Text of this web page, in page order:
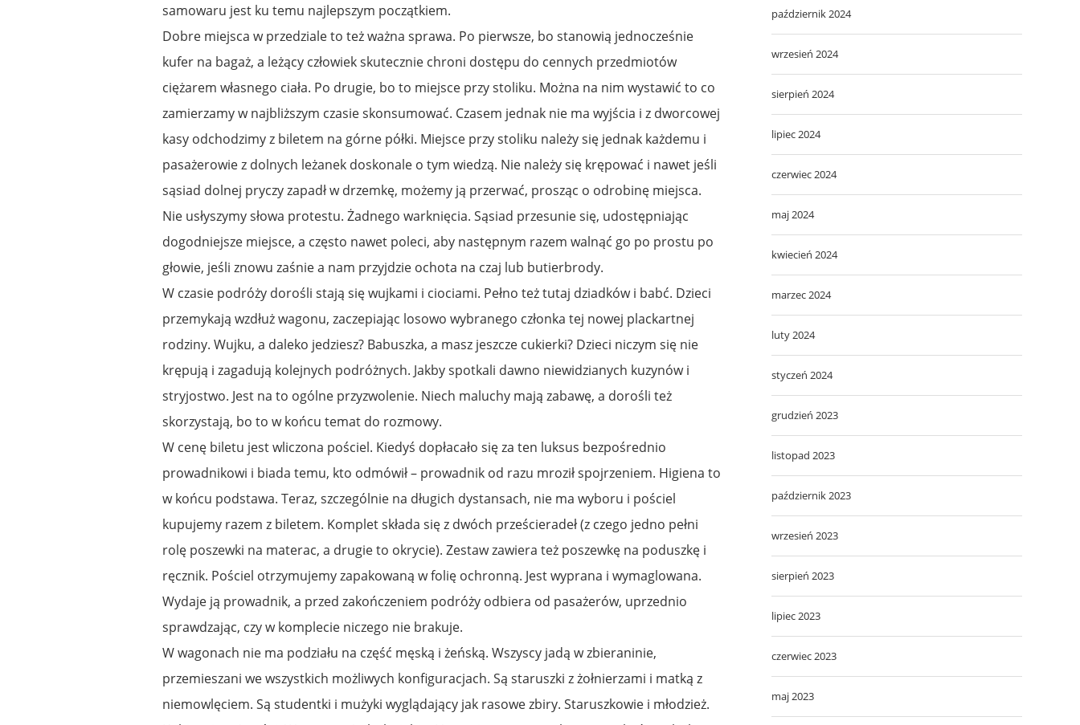
samowaru jest ku temu najlepszym początkiem.
Dobre miejsca w przedziale to też ważna sprawa. Po pierwsze, bo stanowią jednocześnie
kufer na bagaż, a leżący człowiek skutecznie chroni dostępu do cennych przedmiotów
ciężarem własnego ciała. Po drugie, bo to miejsce przy stoliku. Można na nim wystawić to co
zamierzamy w najbliższym czasie skonsumować. Czasem jednak nie ma wyjścia i z dworcowej
kasy odchodzimy z biletem na górne półki. Miejsce przy stoliku należy się jednak każdemu i
pasażerowie z dolnych leżanek doskonale o tym wiedzą. Nie należy się krępować i nawet jeśli
sąsiad dolnej pryczy zapadł w drzemkę, możemy ją przerwać, prosząc o odrobinę miejsca.
Nie usłyszymy słowa protestu. Żadnego warknięcia. Sąsiad przesunie się, udostępniając
dogodniejsze miejsce, a często nawet poleci, aby następnym razem walnąć go po prostu po
głowie, jeśli znowu zaśnie a nam przyjdzie ochota na czaj lub butierbrody.
W czasie podróży dorośli stają się wujkami i ciociami. Pełno też tutaj dziadków i babć. Dzieci
przemykają wzdłuż wagonu, zaczepiając losowo wybranego członka tej nowej plackartnej
rodziny. Wujku, a daleko jedziesz? Babuszka, a masz jeszcze cukierki? Dzieci niczym się nie
krępują i zagadują kolejnych podróżnych. Jakby spotkali dawno niewidzianych kuzynów i
stryjostwo. Jest na to ogólne przyzwolenie. Niech maluchy mają zabawę, a dorośli też
skorzystają, bo to w końcu temat do rozmowy.
W cenę biletu jest wliczona pościel. Kiedyś dopłacało się za ten luksus bezpośrednio
prowadnikowi i biada temu, kto odmówił – prowadnik od razu mroził spojrzeniem. Higiena to
w końcu podstawa. Teraz, szczególnie na długich dystansach, nie ma wyboru i pościel
kupujemy razem z biletem. Komplet składa się z dwóch prześcieradeł (z czego jedno pełni
rolę poszewki na materac, a drugie to okrycie). Zestaw zawiera też poszewkę na poduszkę i
ręcznik. Pościel otrzymujemy zapakowaną w folię ochronną. Jest wyprana i wymaglowana.
Wydaje ją prowadnik, a przed zakończeniem podróży odbiera od pasażerów, uprzednio
sprawdzając, czy w komplecie niczego nie brakuje.
W wagonach nie ma podziału na część męską i żeńską. Wszyscy jadą w zbieraninie,
przemieszani we wszystkich możliwych konfiguracjach. Są staruszki z żołnierzami i matką z
niemowlęciem. Są studentki i mużyki wyglądający jak rasowe zbiry. Staruszkowie i młodzież.
październik 2024
wrzesień 2024
sierpień 2024
lipiec 2024
czerwiec 2024
maj 2024
kwiecień 2024
marzec 2024
luty 2024
styczeń 2024
grudzień 2023
listopad 2023
październik 2023
wrzesień 2023
sierpień 2023
lipiec 2023
czerwiec 2023
maj 2023